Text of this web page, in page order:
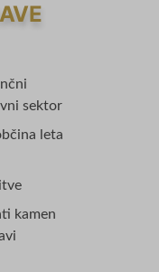
sektor
leta
kamen